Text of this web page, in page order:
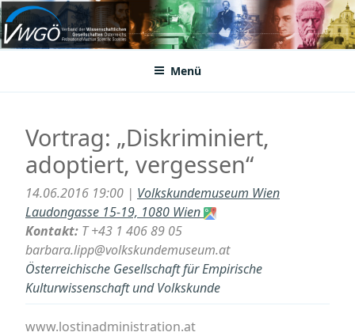
Zum
Inhalt
springenVWGÖ
Federation of Austrian Scientific Societies
Menü
Vortrag: „Diskriminiert,
adoptiert, vergessen“
14.06.2016 19:00 | Volkskundemuseum Wien
Laudongasse 15-19, 1080 Wien
Kontakt: T +43 1 406 89 05
barbara.lipp@volkskundemuseum.at
Österreichische Gesellschaft für Empirische
Kulturwissenschaft und Volkskunde
www.lostinadministration.at